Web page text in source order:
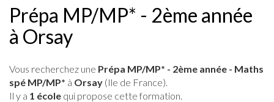
Prépa MP/MP* - 2ème année
à Orsay
Vous recherchez une Prépa MP/MP* - 2ème année - Maths
spé MP/MP* à Orsay (Ile de France).
Il y a 1 école qui propose cette formation.